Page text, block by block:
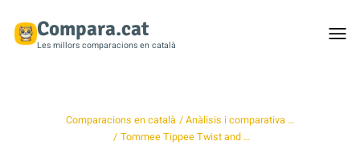
Compara.cat
Les millors comparacions en català
Comparacions en català
Anàlisis i comparativa …
Tommee Tippee Twist and …